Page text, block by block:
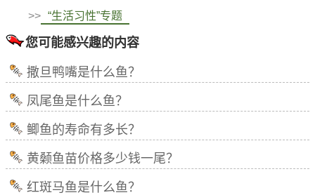
>> “生活习性”专题
您可能感兴趣的内容
撒旦鸭嘴是什么鱼？
凤尾鱼是什么鱼？
鲫鱼的寿命有多长？
黄颡鱼苗价格多少钱一尾？
红斑马鱼是什么鱼？